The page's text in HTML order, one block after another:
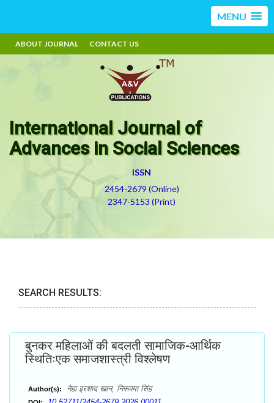
MENU
ABOUT JOURNAL CONTACT US
International Journal of
Advances in Social Sciences
ISSN
2454-2679 (Online)
2347-5153 (Print)
SEARCH RESULTS:
बुनकर महिलाओं की बदलती सामाजिक-आर्थिक
स्थितिःएक समाजशास्त्री विश्लेषण
Author(s): नेहा इरशाद खान, निरूपमा सिंह